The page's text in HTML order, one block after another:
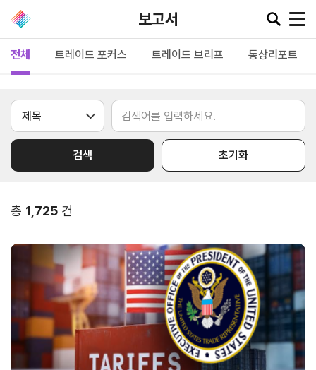
보고서
공지·뉴스
협회소
공지사항
포토뉴스
입찰공고
무역동
향
무역뉴스
해외시장동향
유관기관소식
환율/
원자재
동향
원자재
시장
정보
KITA
연구·통계·관세
전체 트레이드 포커스 트레이드 브리프 통상리포트
검색 초기화
총 1,725 건